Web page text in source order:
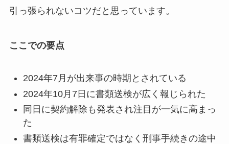
引っ張られないコツだと思っています。
ここでの要点
2024年7月が出来事の時期とされている
2024年10月7日に書類送検が広く報じられた
同日に契約解除も発表され注目が一気に高まっ
た
書類送検は有罪確定ではなく刑事手続きの途中